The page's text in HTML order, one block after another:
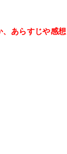
あらすじや感想